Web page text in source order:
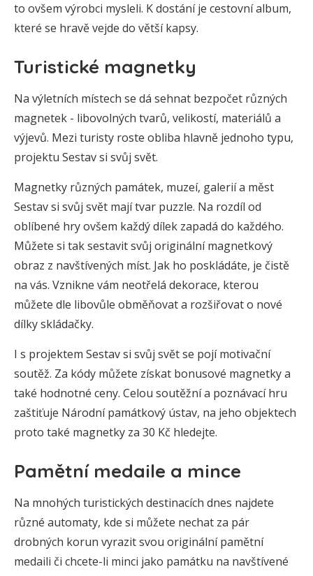
to ovšem výrobci mysleli. K dostání je cestovní album,
které se hravě vejde do větší kapsy.
Turistické magnetky
Na výletních místech se dá sehnat bezpočet různých
magnetek - libovolných tvarů, velikostí, materiálů a
výjevů. Mezi turisty roste obliba hlavně jednoho typu,
projektu Sestav si svůj svět.
Magnetky různých památek, muzeí, galerií a měst
Sestav si svůj svět mají tvar puzzle. Na rozdíl od
oblíbené hry ovšem každý dílek zapadá do každého.
Můžete si tak sestavit svůj originální magnetkový
obraz z navštívených míst. Jak ho poskládáte, je čistě
na vás. Vznikne vám neotřelá dekorace, kterou
můžete dle libovůle obměňovat a rozšiřovat o nové
dílky skládačky.
I s projektem Sestav si svůj svět se pojí motivační
soutěž. Za kódy můžete získat bonusové magnetky a
také hodnotné ceny. Celou soutěžní a poznávací hru
zaštiťuje Národní památkový ústav, na jeho objektech
proto také magnetky za 30 Kč hledejte.
Pamětní medaile a mince
Na mnohých turistických destinacích dnes najdete
různé automaty, kde si můžete nechat za pár
drobných korun vyrazit svou originální pamětní
medaili či chcete-li minci jako památku na navštívené